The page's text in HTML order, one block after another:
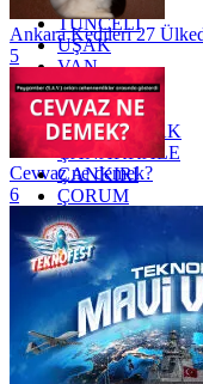
TUNCELİ
UŞAK
VAN
YALOVA
YOZGAT
ZONGULDAK
ÇANAKKALE
ÇANKIRI
ÇORUM
İSTANBUL
İZMİR
ŞANLIURFA
ŞIRNAK
Ankara Kedileri 27
5
Cevvaz ne demek?
6